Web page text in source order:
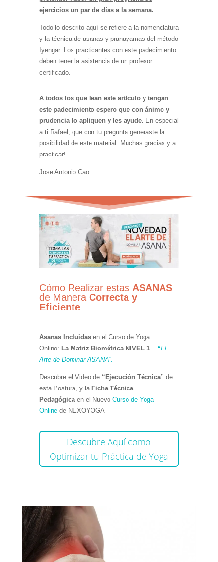
ejercicios un par de días a la semana.
Todo lo descrito aquí se refiere a la nomenclatura
y la técnica de asanas y pranayamas del método
Iyengar. Los practicantes con este padecimiento
deben tener la asistencia de un profesor
certificado.
A todos los que lean este artículo y tengan
este padecimiento espero que con ánimo y
prudencia lo apliquen y les ayude. En especial
a ti Rafael, que con tu pregunta generaste la
posibilidad de este material. Muchas gracias y a
practicar!
Jose Antonio Cao.
Cómo Realizar estas ASANAS
de ManeraCorrecta y
Eficiente
Asanas Incluidas en el Curso de Yoga
Online: La Matriz Biométrica NIVEL 1 – “El
Arte de Dominar ASANA”.
Descubre el Video de “Ejecución Técnica” de
esta Postura, y la Ficha Técnica
Pedagógica en el Nuevo Curso de Yoga
Online de NEXOYOGA
Descubre Aquí como
Optimizar tu Práctica de Yoga